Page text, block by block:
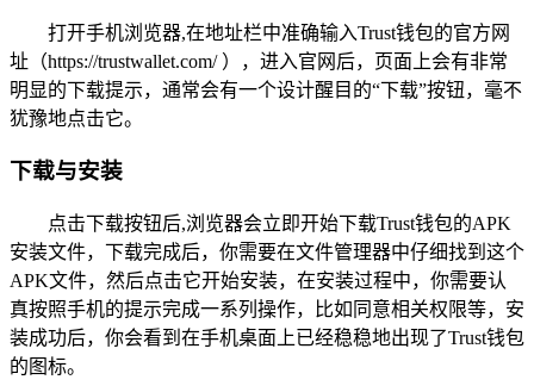
打开手机浏览器,在地址栏中准确输入Trust钱包的官方网
址（https://trustwallet.com/ ），进入官网后，页面上会有非常
明显的下载提示，通常会有一个设计醒目的“下载”按钮，毫不
犹豫地点击它。
下载与安装
点击下载按钮后,浏览器会立即开始下载Trust钱包的APK
安装文件，下载完成后，你需要在文件管理器中仔细找到这个
APK文件，然后点击它开始安装，在安装过程中，你需要认
真按照手机的提示完成一系列操作，比如同意相关权限等，安
装成功后，你会看到在手机桌面上已经稳稳地出现了Trust钱包
的图标。